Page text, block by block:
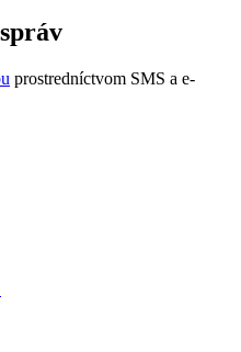
prostredníctvom SMS a e-